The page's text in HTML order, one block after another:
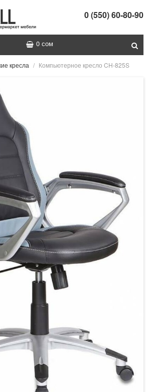
0 (550) 60-80-90
0 сом
кресла Компьютерное кресло CH-825S